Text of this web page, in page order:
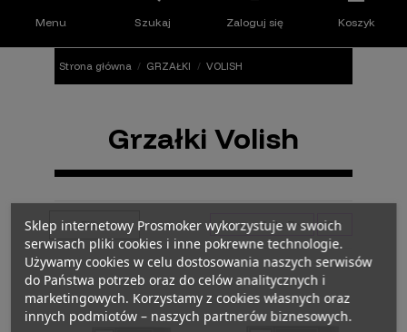
Menu Szukaj Zaloguj się Koszyk
Strona główna GRZAŁKI VOLISH
Grzałki Volish
Filtry Nazwa, A do Z 2
Sklep internetowy Prosmoker wykorzystuje w swoich
serwisach pliki cookies i inne pokrewne technologie.
Używamy cookies w celu dostosowania naszych serwisów
do Państwa potrzeb oraz do celów analitycznych i
marketingowych. Korzystamy z cookies własnych oraz
innych podmiotów – naszych partnerów biznesowych.